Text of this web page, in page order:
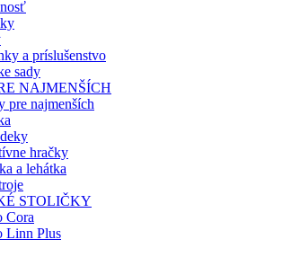
a príslušenstvo
sady
NAJMENŠÍCH
pre najmenších
hračky
a lehátka
STOLIČKY
Cora
Linn Plus